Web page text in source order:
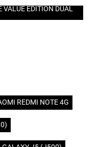
VALUE EDITION DUAL
REDMI NOTE 4G